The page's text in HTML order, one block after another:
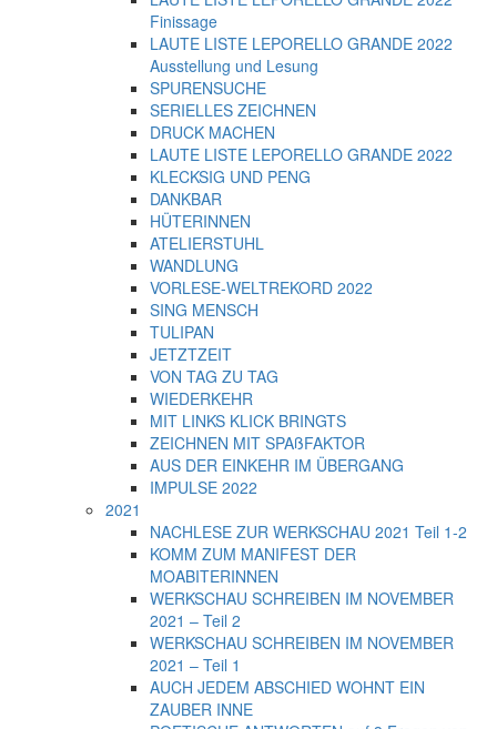
Finissage
LAUTE LISTE LEPORELLO GRANDE 2022
Ausstellung und Lesung
SPURENSUCHE
SERIELLES ZEICHNEN
DRUCK MACHEN
LAUTE LISTE LEPORELLO GRANDE 2022
KLECKSIG UND PENG
DANKBAR
HÜTERINNEN
ATELIERSTUHL
WANDLUNG
VORLESE-WELTREKORD 2022
SING MENSCH
TULIPAN
JETZTZEIT
VON TAG ZU TAG
WIEDERKEHR
MIT LINKS KLICK BRINGTS
ZEICHNEN MIT SPAßFAKTOR
AUS DER EINKEHR IM ÜBERGANG
IMPULSE 2022
2021
NACHLESE ZUR WERKSCHAU 2021 Teil 1-2
KOMM ZUM MANIFEST DER
MOABITERINNEN
WERKSCHAU SCHREIBEN IM NOVEMBER
2021 – Teil 2
WERKSCHAU SCHREIBEN IM NOVEMBER
2021 – Teil 1
AUCH JEDEM ABSCHIED WOHNT EIN
ZAUBER INNE